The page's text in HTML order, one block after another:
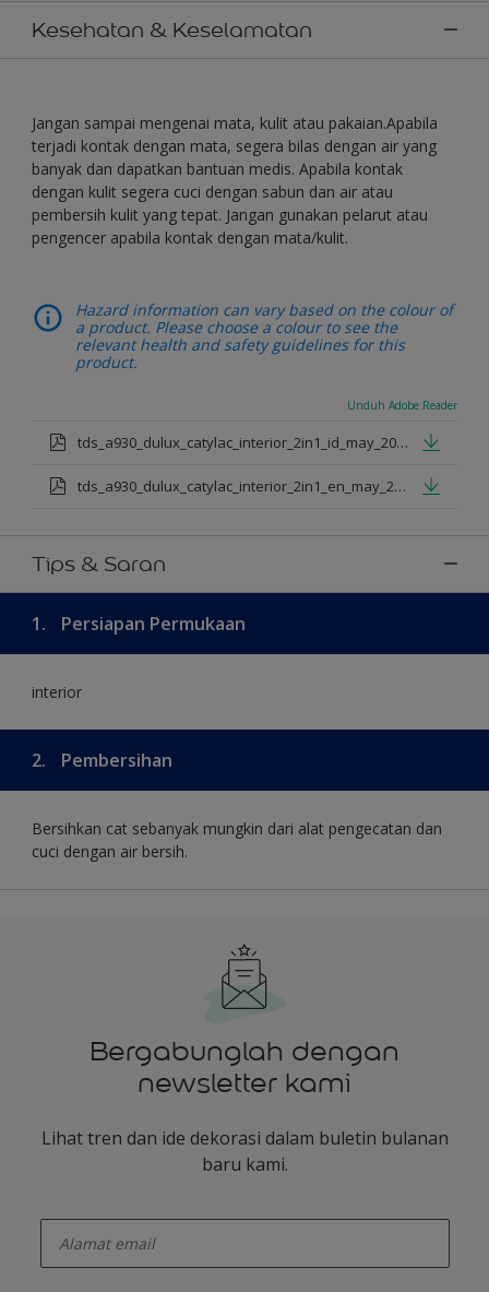
Kesehatan & Keselamatan
Jangan sampai mengenai mata, kulit atau pakaian.Apabila
terjadi kontak dengan mata, segera bilas dengan air yang
banyak dan dapatkan bantuan medis. Apabila kontak
dengan kulit segera cuci dengan sabun dan air atau
pembersih kulit yang tepat. Jangan gunakan pelarut atau
pengencer apabila kontak dengan mata/kulit.
Hazard information can vary based on the colour of
a product. Please choose a colour to see the
relevant health and safety guidelines for this
product.
Unduh Adobe Reader
tds_a930_dulux_catylac_interior_2in1_id_may_2025.pdf
tds_a930_dulux_catylac_interior_2in1_en_may_2025.pdf
Tips & Saran
1. Persiapan Permukaan
interior
2. Pembersihan
Bersihkan cat sebanyak mungkin dari alat pengecatan dan
cuci dengan air bersih.
Bergabunglah dengan
newsletter kami
Lihat tren dan ide dekorasi dalam buletin bulanan
baru kami.